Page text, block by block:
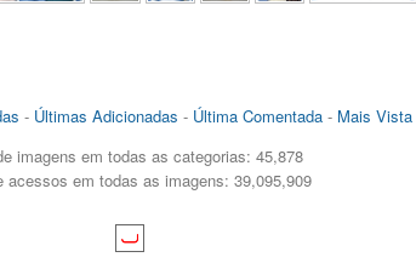
- Últimas Adicionadas - Última Comentada- Mais Vista
imagens em todas as categorias: 45,878
acessos em todas as imagens: 39,095,909